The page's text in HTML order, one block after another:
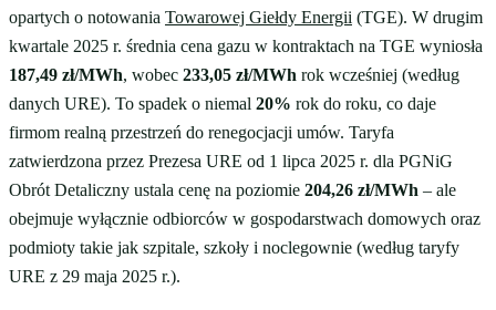
opartych o notowania Towarowej Giełdy Energii (TGE). W drugim
kwartale 2025 r. średnia cena gazu w kontraktach na TGE wyniosła
187,49 zł/MWh, wobec 233,05 zł/MWh rok wcześniej (według
danych URE). To spadek o niemal 20% rok do roku, co daje
firmom realną przestrzeń do renegocjacji umów. Taryfa
zatwierdzona przez Prezesa URE od 1 lipca 2025 r. dla PGNiG
Obrót Detaliczny ustala cenę na poziomie 204,26 zł/MWh – ale
obejmuje wyłącznie odbiorców w gospodarstwach domowych oraz
podmioty takie jak szpitale, szkoły i noclegownie (według taryfy
URE z 29 maja 2025 r.).